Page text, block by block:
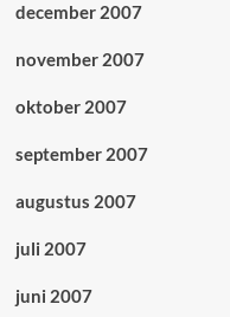
december 2007
november 2007
oktober 2007
september 2007
augustus 2007
juli 2007
juni 2007